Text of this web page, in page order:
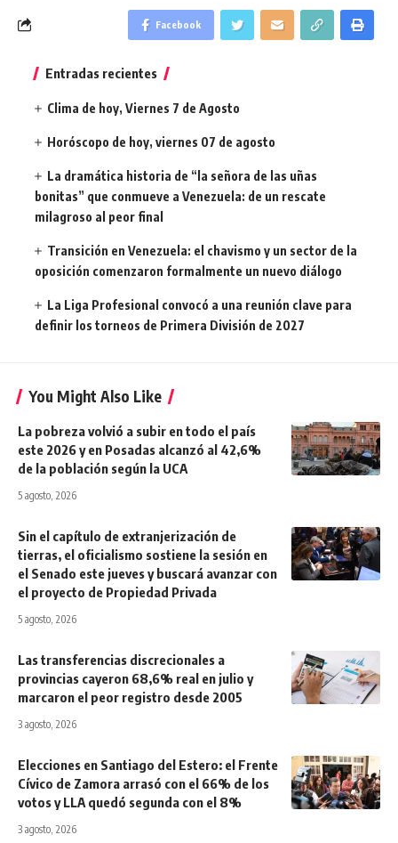
Facebook
Entradas recientes
Clima de hoy, Viernes 7 de Agosto
Horóscopo de hoy, viernes 07 de agosto
La dramática historia de “la señora de las uñas
bonitas” que conmueve a Venezuela: de un rescate
milagroso al peor final
Transición en Venezuela: el chavismo y un sector de la
oposición comenzaron formalmente un nuevo diálogo
La Liga Profesional convocó a una reunión clave para
definir los torneos de Primera División de 2027
You Might Also Like
La pobreza volvió a subir en todo el país
este 2026 y en Posadas alcanzó al 42,6%
de la población según la UCA
5 agosto, 2026
Sin el capítulo de extranjerización de
tierras, el oficialismo sostiene la sesión en
el Senado este jueves y buscará avanzar con
el proyecto de Propiedad Privada
5 agosto, 2026
Las transferencias discrecionales a
provincias cayeron 68,6% real en julio y
marcaron el peor registro desde 2005
3 agosto, 2026
Elecciones en Santiago del Estero: el Frente
Cívico de Zamora arrasó con el 66% de los
votos y LLA quedó segunda con el 8%
3 agosto, 2026